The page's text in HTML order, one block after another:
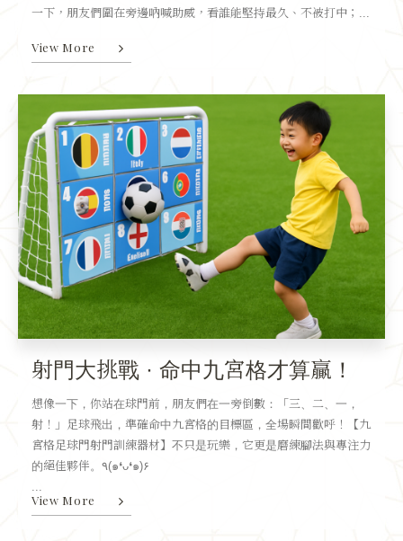
一下，朋友們圍在旁邊吶喊助威，看誰能堅持最久、不被打中；...
View More
射門大挑戰 · 命中九宮格才算贏！
想像一下，你站在球門前，朋友們在一旁倒數：「三、二、一，
射！」足球飛出，準確命中九宮格的目標區，全場瞬間歡呼！【九
宮格足球門射門訓練器材】不只是玩樂，它更是磨練腳法與專注力
的絕佳夥伴。٩(๑❛ᴗ❛๑)۶
View More